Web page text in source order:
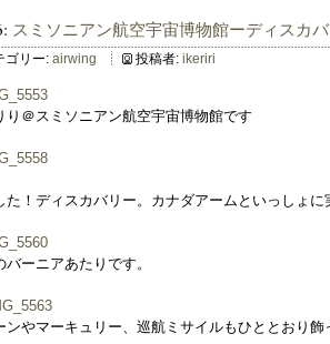
スミソニアン航空宇宙博物館ーディスカ
ゴリー: airwing 投稿者: ikeriri
り＠スミソニアン航空宇宙博物館です
た！ディスカバリー。カナダアームといっしょ
バーニアあたりです。
ンやマーキュリー、巡航ミサイルもひととおり飾